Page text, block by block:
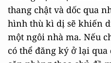
thang chật và dốc qua
hình thù kì dị sẽ khiến
một ngôi nhà ma. Nếu
có thể đăng ký ở lại